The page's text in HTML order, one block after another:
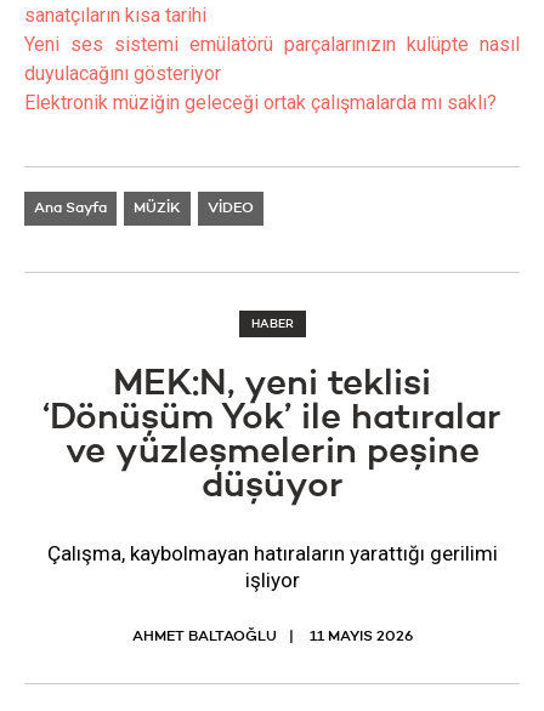
sanatçıların kısa tarihi
Yeni ses sistemi emülatörü parçalarınızın kulüpte nasıl
duyulacağını gösteriyor
Elektronik müziğin geleceği ortak çalışmalarda mı saklı?
Ana Sayfa MÜZİK VİDEO
HABER
MEK:N, yeni teklisi
‘Dönüşüm Yok’ ile hatıralar
ve yüzleşmelerin peşine
düşüyor
Çalışma, kaybolmayan hatıraların yarattığı gerilimi
işliyor
AHMET BALTAOĞLU 11 MAYIS 2026